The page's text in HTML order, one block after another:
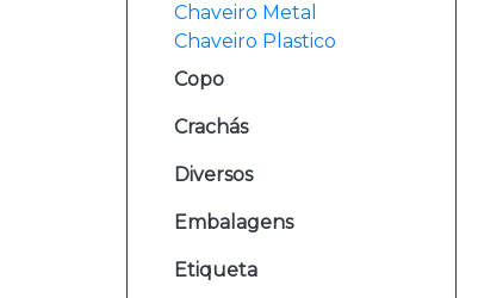
Chaveiro Metal
Chaveiro Plastico
Copo
Crachás
Diversos
Embalagens
Etiqueta